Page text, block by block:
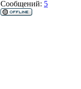
Сообщений: 5